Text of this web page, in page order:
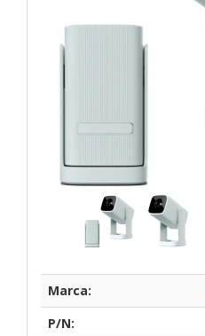
Marca:
P/N: